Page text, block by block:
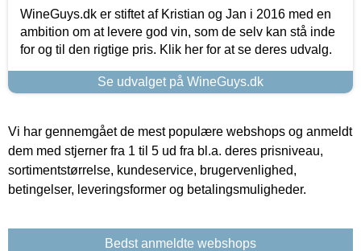
WineGuys.dk er stiftet af Kristian og Jan i 2016 med en
ambition om at levere god vin, som de selv kan stå inde
for og til den rigtige pris. Klik her for at se deres udvalg.
Se udvalget på WineGuys.dk
Vi har gennemgået de mest populære webshops og anmeldt
dem med stjerner fra 1 til 5 ud fra bl.a. deres prisniveau,
sortimentstørrelse, kundeservice, brugervenlighed,
betingelser, leveringsformer og betalingsmuligheder.
Bedst anmeldte webshops